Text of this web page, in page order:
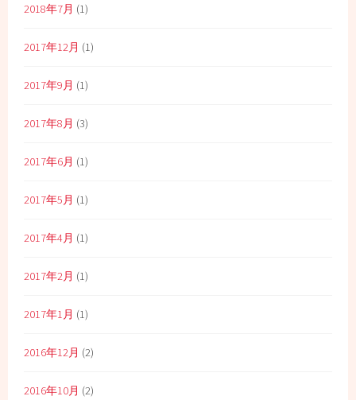
2018年7月 (1)
2017年12月 (1)
2017年9月 (1)
2017年8月 (3)
2017年6月 (1)
2017年5月 (1)
2017年4月 (1)
2017年2月 (1)
2017年1月 (1)
2016年12月 (2)
2016年10月 (2)